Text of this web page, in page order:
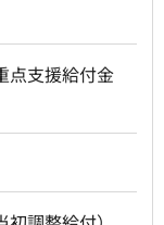
点支援給付金